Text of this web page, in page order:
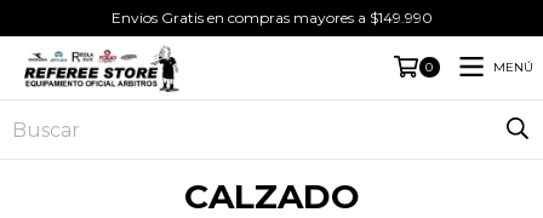
Envios Gratis en compras mayores a $149.990
0 MENÚ
CALZADO